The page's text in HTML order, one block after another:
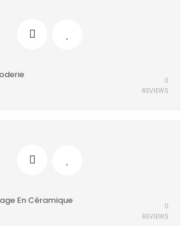
0
REVIEWS
En Céramique
0
REVIEWS